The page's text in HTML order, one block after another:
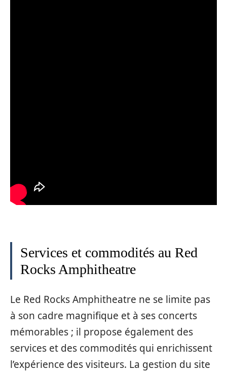
Services et commodités au Red
Rocks Amphitheatre
Le Red Rocks Amphitheatre ne se limite pas
à son cadre magnifique et à ses concerts
mémorables ; il propose également des
services et des commodités qui enrichissent
l’expérience des visiteurs. La gestion du site